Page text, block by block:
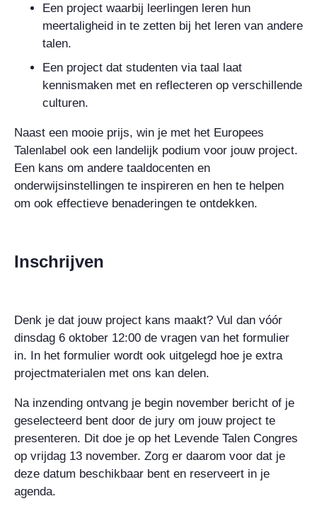
Een project waarbij leerlingen leren hun
meertaligheid in te zetten bij het leren van andere
talen.
Een project dat studenten via taal laat
kennismaken met en reflecteren op verschillende
culturen.
Naast een mooie prijs, win je met het Europees
Talenlabel ook een landelijk podium voor jouw project.
Een kans om andere taaldocenten en
onderwijsinstellingen te inspireren en hen te helpen
om ook effectieve benaderingen te ontdekken.
Inschrijven
Denk je dat jouw project kans maakt? Vul dan vóór
dinsdag 6 oktober 12:00 de vragen van het formulier
in. In het formulier wordt ook uitgelegd hoe je extra
projectmaterialen met ons kan delen.
Na inzending ontvang je begin november bericht of je
geselecteerd bent door de jury om jouw project te
presenteren. Dit doe je op het Levende Talen Congres
op vrijdag 13 november. Zorg er daarom voor dat je
deze datum beschikbaar bent en reserveert in je
agenda.